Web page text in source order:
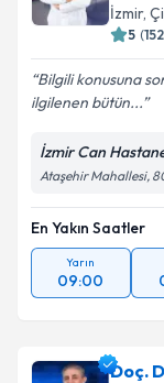
İzmir,
5 (152
Bilgili konusuna
ilgilenen bütün...
İzmir Can
Ataşehir Mahallesi,
En Yakın Saatler
Yarın
09:00
Doç.